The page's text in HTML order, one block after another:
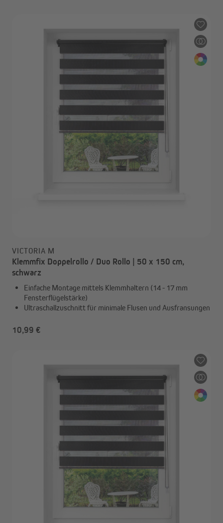
VICTORIA M
Klemmfix Doppelrollo / Duo Rollo | 50 x 150 cm,
schwarz
Einfache Montage mittels Klemmhaltern (14 - 17 mm
Fensterflügelstärke)
Ultraschallzuschnitt für minimale Flusen und Ausfransungen
10,99 €